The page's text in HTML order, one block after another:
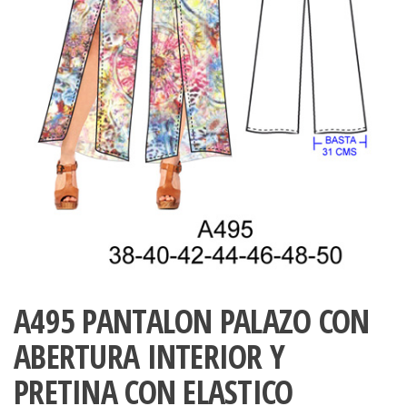
accumark ,
pdf , Moldes
Gerber ,
ropa,
Graduaciones,
Ploteo y
Digitalización
accumark,
Moldes en
pdf, Moldes
A495 PANTALON PALAZO CON
ABERTURA INTERIOR Y
PRETINA CON ELASTICO